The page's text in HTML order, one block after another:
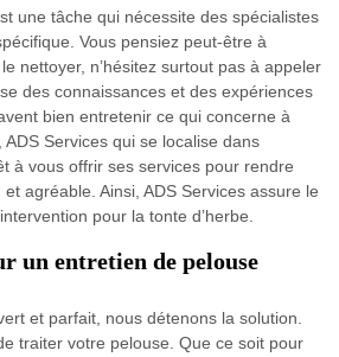
une tâche qui nécessite des spécialistes
Vous pensiez peut-être à
nettoyer, n’hésitez surtout pas à appeler
des connaissances et des expériences
bien entretenir ce qui concerne à
Services qui se localise dans
à vous offrir ses services pour rendre
et agréable. Ainsi, ADS Services assure le
pour la tonte d’herbe.
un entretien de pelouse
et parfait, nous détenons la solution.
traiter votre pelouse. Que ce soit pour